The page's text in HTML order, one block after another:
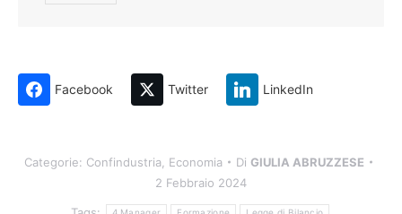
Facebook Twitter LinkedIn
Categorie: Confindustria Economia Di GIULIA ABRUZZESE
2 Febbraio 2024